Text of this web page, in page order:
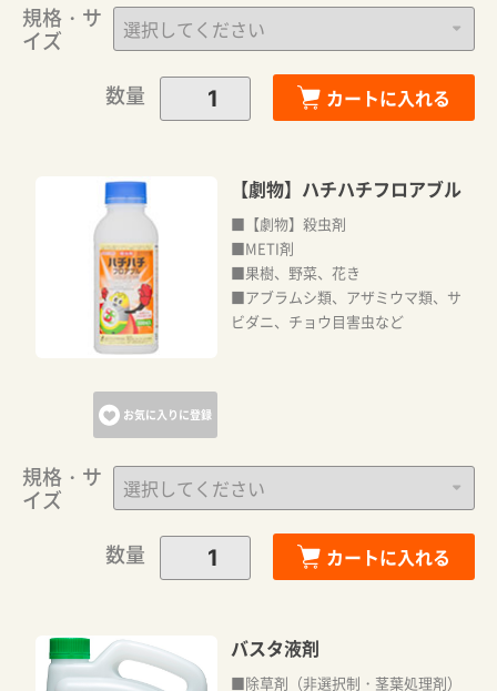
規格・サ
イズ
数量
カートに入れる
お気に入りに登録
【劇物】ハチハチフロアブル
■【劇物】殺虫剤
■METI剤
■果樹、野菜、花き
■アブラムシ類、アザミウマ類、サ
ビダニ、チョウ目害虫など
規格・サ
イズ
数量
カートに入れる
バスタ液剤
■除草剤（非選択制・茎葉処理剤）